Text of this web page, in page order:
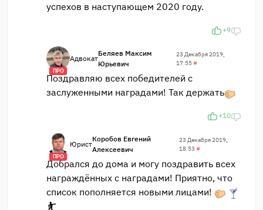
успехов в наступающем 2020 году.
+9
ПРО
Адвокат
Беляев Максим
Юрьевич
23 Декабря 2019,
17:55#
Поздравляю всех победителей с
заслуженными наградами! Так держать
+10
ПРО
Юрист
Коробов Евгений
Алексеевич
23 Декабря 2019,
18:53 #
Добрался до дома и могу поздравить всех
награждённых с наградами! Приятно, что
список пополняется новыми лицами!